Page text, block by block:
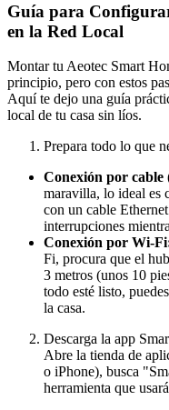
Guía para
en la Red Local
Montar tu Aeotec Smart
principio, pero con estos
Aquí te dejo una guía
local de tu casa sin líos.
Prepara todo lo que
Conexión por cable
maravilla, lo ideal es
con un cable
interrupciones
Conexión por Wi-
Fi, procura que el
3 metros (unos 10
todo esté listo,
la casa.
Descarga la app
Abre la tienda de
o iPhone), busca
herramienta que